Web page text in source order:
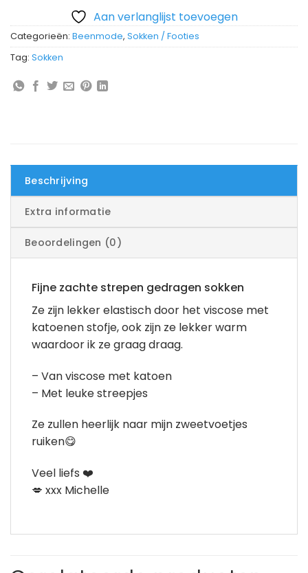
Aan verlanglijst toevoegen
Categorieën: Beenmode, Sokken / Footies
Tag: Sokken
Beschrijving
Extra informatie
Beoordelingen (0)
Fijne zachte strepen gedragen sokken
Ze zijn lekker elastisch door het viscose met
katoenen stofje, ook zijn ze lekker warm
waardoor ik ze graag draag.
– Van viscose met katoen
– Met leuke streepjes
Ze zullen heerlijk naar mijn zweetvoetjes
ruiken😋
Veel liefs ❤️
💋 xxx Michelle